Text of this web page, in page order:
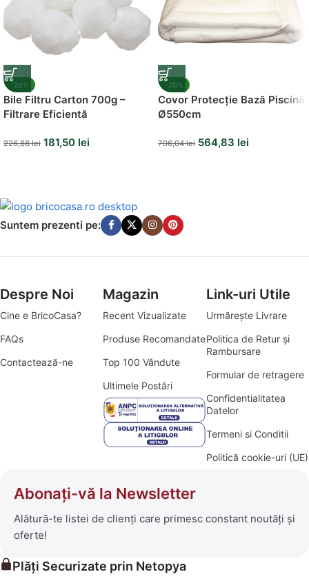
-20%
Bile Filtru Carton 700g –
Filtrare Eficientă
226,88lei 181,50 lei
-20%
Covor Protecție Bază Piscină
Ø550cm
706,04lei 564,83 lei
Suntem prezenti pe:
Despre Noi
Cine e BricoCasa?
FAQs
Contactează-ne
Magazin
Recent Vizualizate
Produse Recomandate
Top 100 Vândute
Ultimele Postări
Link-uri Utile
Urmărește Livrare
Politica de Retur și
Rambursare
Formular de retragere
Confidentialitatea
Datelor
Termeni si Conditii
Politică cookie-uri (UE)
Abonați-vă la Newsletter
Alătură-te listei de clienți care primesc constant noutăți și
oferte!
Plăți Securizate prin Netopya